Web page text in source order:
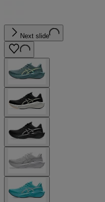
Next slide